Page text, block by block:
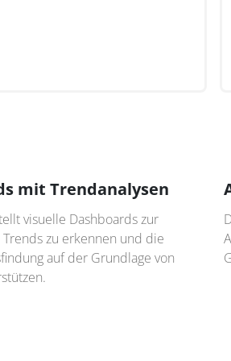
mit Trendanalysen
visuelle Dashboards zur
Trends zu erkennen und die
auf der Grundlage von